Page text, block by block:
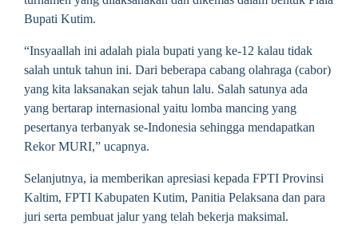
Bupati Kutim.
“Insyaallah ini adalah piala bupati yang ke-12 kalau tidak
salah untuk tahun ini. Dari beberapa cabang olahraga (cabor)
yang kita laksanakan sejak tahun lalu. Salah satunya ada
yang bertarap internasional yaitu lomba mancing yang
pesertanya terbanyak se-Indonesia sehingga mendapatkan
Rekor MURI,” ucapnya.
Selanjutnya, ia memberikan apresiasi kepada FPTI Provinsi
Kaltim, FPTI Kabupaten Kutim, Panitia Pelaksana dan para
juri serta pembuat jalur yang telah bekerja maksimal.